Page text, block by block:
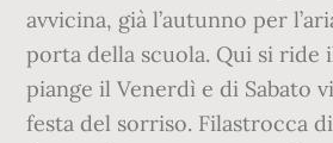
avvicina, già l’autunno per
porta della scuola. Qui si ride
piange il Venerdì e di Sabato
festa del sorriso. Filastrocca